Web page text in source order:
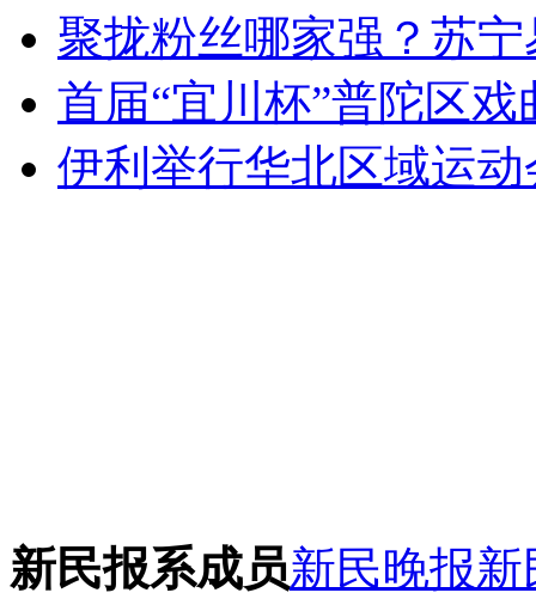
聚拢粉丝哪家强？苏
首届“宜川杯”普陀区
伊利举行华北区域运
新民报系成员新民晚报新